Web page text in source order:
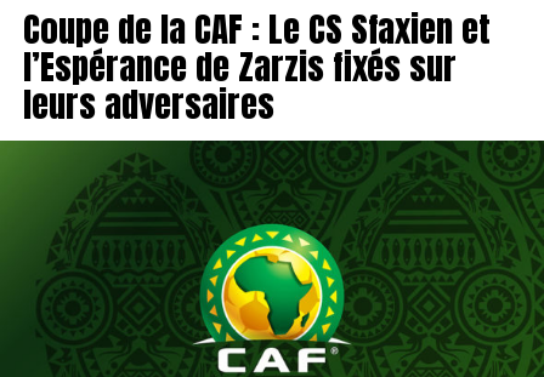
Coupe de la CAF : Le CS Sfaxien et
l’Espérance de Zarzis fixés sur
leurs adversaires